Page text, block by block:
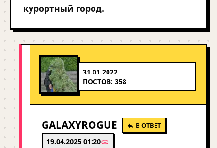
курортный город.
31.01.2022
ПОСТОВ: 358
GALAXYROGUE В ОТВЕТ
19.04.2025 01:20